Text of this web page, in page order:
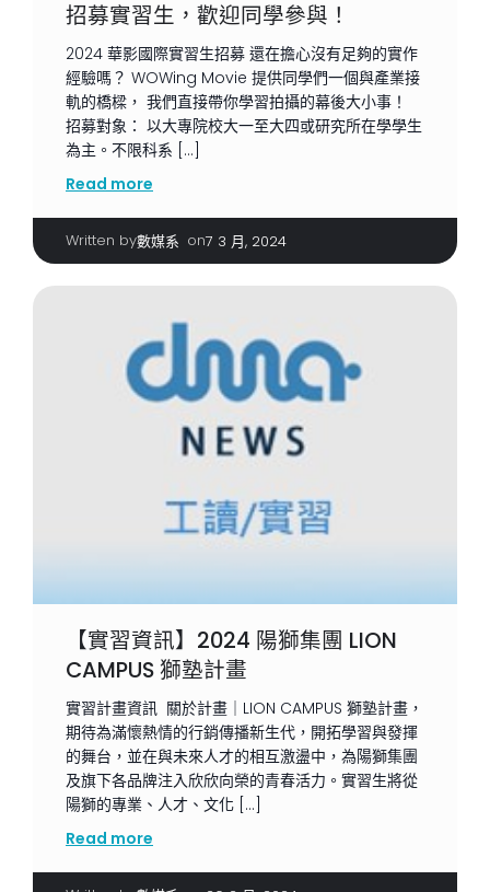
招募實習生，歡迎同學參與！
2024 華影國際實習生招募 還在擔心沒有足夠的實作
經驗嗎？ WOWing Movie 提供同學們一個與產業接
軌的橋樑， 我們直接帶你學習拍攝的幕後大小事！
招募對象： 以大專院校大一至大四或研究所在學學生
為主。不限科系 […]
Read more
Written by數媒系 on7 3 月, 2024
【實習資訊】2024 陽獅集團 LION
CAMPUS 獅塾計畫
實習計畫資訊 關於計畫｜LION CAMPUS 獅塾計畫，
期待為滿懷熱情的行銷傳播新生代，開拓學習與發揮
的舞台，並在與未來人才的相互激盪中，為陽獅集團
及旗下各品牌注入欣欣向榮的青春活力。實習生將從
陽獅的專業、人才、文化 […]
Read more